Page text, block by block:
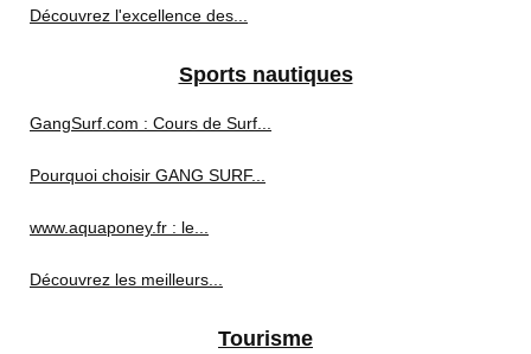
Découvrez l'excellence des...
Sports nautiques
GangSurf.com : Cours de Surf...
Pourquoi choisir GANG SURF...
www.aquaponey.fr : le...
Découvrez les meilleurs...
Tourisme